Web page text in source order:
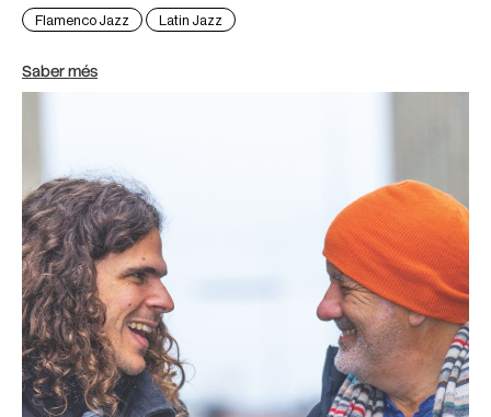
Flamenco Jazz Latin Jazz
Saber més